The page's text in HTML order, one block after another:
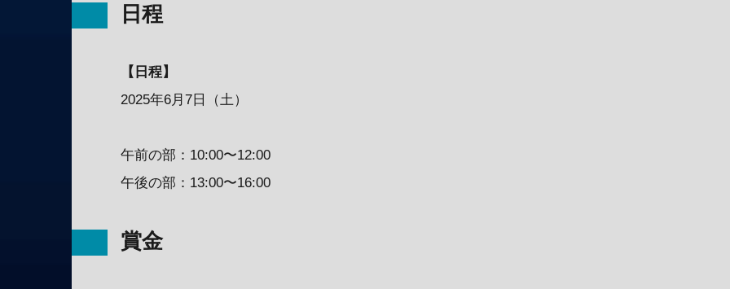
日程
【日程】
2025年6月7日（土）
午前の部：10:00〜12:00
午後の部：13:00〜16:00
賞金